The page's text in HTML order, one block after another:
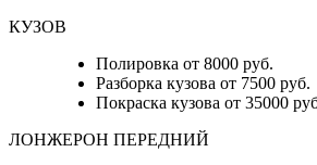
КУЗОВ
Полировка от 8000 руб.
Разборка кузова от 7500 руб.
Покраска кузова от 35000
ЛОНЖЕРОН ПЕРЕДНИЙ